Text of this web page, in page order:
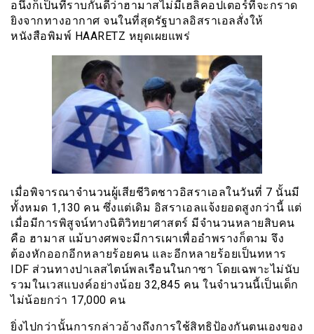
อนึ่งก็เป็นที่ราบกันดีว่าฮามาสไม่มีเฮลิคอปเตอร์ที่จะกราด
ยิงจากทางอากาศ จนในที่สุดรัฐบาลอิสราเอลสั่งให้
หนังสือพิมพ์ HAARETZ หยุดเผยแพร่
เมื่อพิจารณาจำนวนผู้เสียชีวิตชาวอิสราเอลในวันที่ 7 นั้นมี
ทั้งหมด 1,130 คน ซึ่งแต่เดิม อิสราเอลแจ้งยอดสูงกว่านี้ แต่
เมื่อมีการพิสูจน์ทางนิติวิทยาศาสตร์ มีจำนวนหลายสิบคน
คือ ฮามาส แม้บางศพจะมีการเผาเพื่ออำพรางก็ตาม จึง
ต้องหักออกอีกหลายร้อยคน และอีกหลายร้อยเป็นทหาร
IDF ส่วนทางปาเลสไตน์พลเรือนในกาซา โดยเฉพาะไม่นับ
รวมในเวสแบงค์อย่างน้อย 32,845 คน ในจำนวนนี้เป็นเด็ก
ไม่น้อยกว่า 17,000 คน
ยิ่งไปกว่านั้นการกล่าวอ้างถึงการใช้สิทธิป้องกันตนเองของ